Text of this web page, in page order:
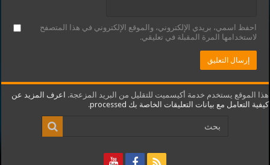
احفظ اسمي، بريدي الإلكتروني، والموقع الإلكتروني في هذا المتصفح
لاستخدامها المرة المقبلة في تعليقي.
هذا الموقع يستخدم خدمة أكيسميت للتقليل من البريد المزعجة. اعرف المزيد عن
كيفية التعامل مع بيانات التعليقات الخاصة بك processed
.